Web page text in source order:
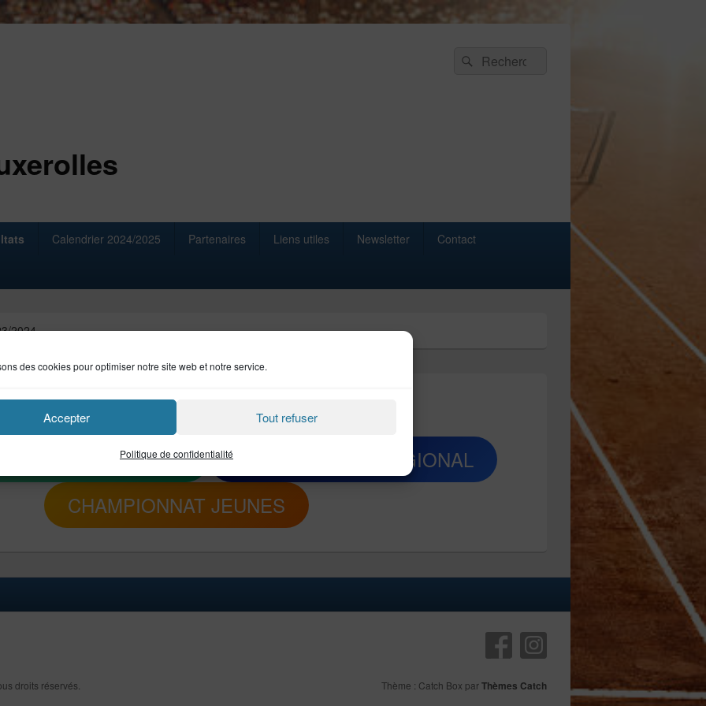
des cookies pour optimiser notre site web et notre service.
Accepter Tout refuser
Politique de confidentialité
Recherche :
Rechercher
Calendrier 2024/2025 Partenaires Liens utiles Newsletter Contact
2024
DÉPARTEMENTAL
CHAMPIONNAT RÉGIONAL
CHAMPIONNAT JEUNES
droits réservés. Thème : Catch Box parThèmes Catch